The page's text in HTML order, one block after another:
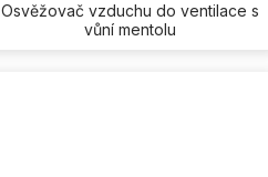
Osvěžovač vzduchu do ventilace s
vůní mentolu